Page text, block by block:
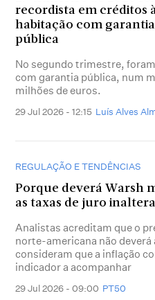
recordista em créditos
habitação com garantia
pública
No segundo trimestre,
com garantia pública, num
milhões de euros.
29 Jul 2026 - 12:15 Luís Alves
REGULAÇÃO E TENDÊNCIAS
Porque deverá Warsh
as taxas de juro
Analistas acreditam que o
norte-americana não deverá
consideram que a inflação
indicador a acompanhar
29 Jul 2026 - 09:00 PT50